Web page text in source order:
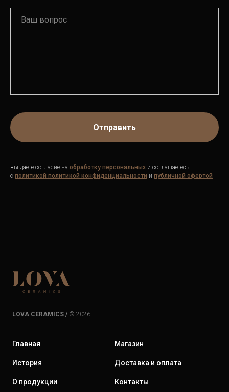
Отправить
вы даете согласие на обработку персональных и соглашаетесь
c политикой политикой конфиденциальности и публичной офертой
LOVA CERAMICS / © 2026
Главная
История
О продукции
Магазин
Доставка и оплата
Контакты